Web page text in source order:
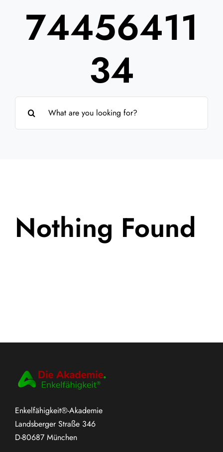
Über uns
74456411
34
nach:
Nothing Found
Enkelfähigkeit®-Akademie
Landsberger Straße 346
D-80687 München